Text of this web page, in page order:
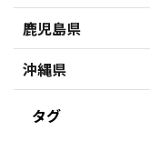
鹿児島県
沖縄県
タグ